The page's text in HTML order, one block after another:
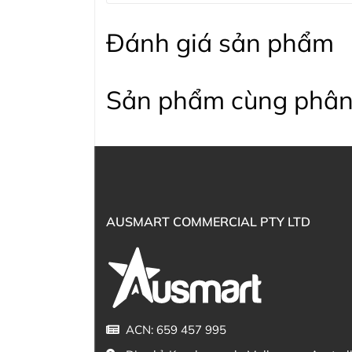
Đánh giá sản phẩm
Sản phẩm cùng
AUSMART COMMERCIAL PTY LTD
ACN: 659 457 995